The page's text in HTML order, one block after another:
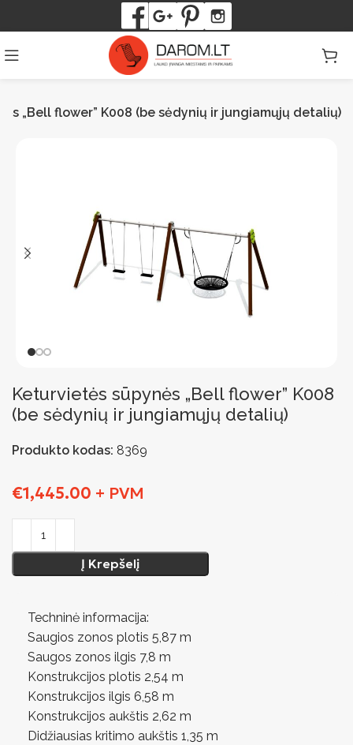
„Bell flower” K008 (be sėdynių ir jungiamųjų detalių)
Keturvietės sūpynės „Bell flower” K008
(be sėdynių ir jungiamųjų detalių)
Produkto kodas: 8369
€1,445.00 + PVM
Į Krepšelį
Techninė informacija:
Saugios zonos plotis 5,87 m
Saugos zonos ilgis 7,8 m
Konstrukcijos plotis 2,54 m
Konstrukcijos ilgis 6,58 m
Konstrukcijos aukštis 2,62 m
Didžiausias kritimo aukštis 1,35 m